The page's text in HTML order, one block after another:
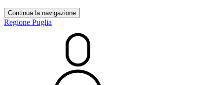
Continua la navigazione
Regione Puglia